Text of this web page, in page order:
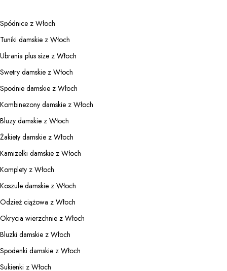
Spódnice z Włoch
Tuniki damskie z Włoch
Ubrania plus size z Włoch
Swetry damskie z Włoch
Spodnie damskie z Włoch
Kombinezony damskie z Włoch
Bluzy damskie z Włoch
Żakiety damskie z Włoch
Kamizelki damskie z Włoch
Komplety z Włoch
Koszule damskie z Włoch
Odzież ciążowa z Włoch
Okrycia wierzchnie z Włoch
Bluzki damskie z Włoch
Spodenki damskie z Włoch
Sukienki z Włoch